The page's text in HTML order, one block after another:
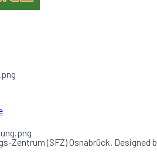
Zentrum (SFZ) Osnabrück. Designed